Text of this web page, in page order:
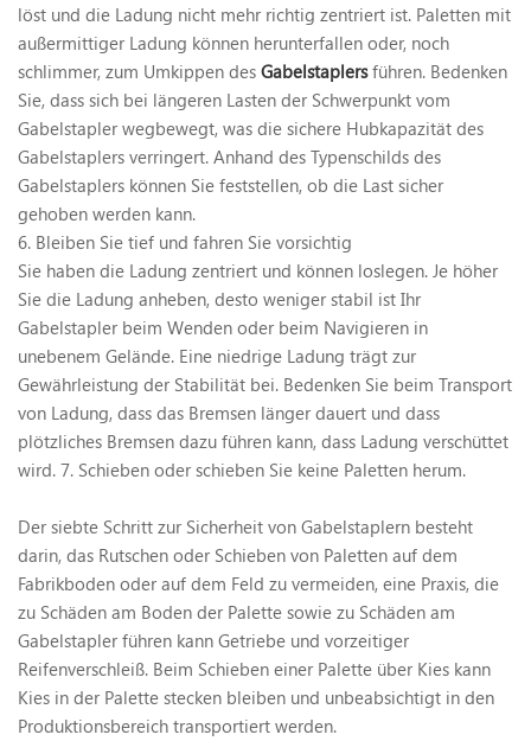
löst und die Ladung nicht mehr richtig zentriert ist. Paletten mit
außermittiger Ladung können herunterfallen oder, noch
schlimmer, zum Umkippen des Gabelstaplersführen. Bedenken
Sie, dass sich bei längeren Lasten der Schwerpunkt vom
Gabelstapler wegbewegt, was die sichere Hubkapazität des
Gabelstaplers verringert. Anhand des Typenschilds des
Gabelstaplers können Sie feststellen, ob die Last sicher
gehoben werden kann.
6. Bleiben Sie tief und fahren Sie vorsichtig
Sie haben die Ladung zentriert und können loslegen. Je höher
Sie die Ladung anheben, desto weniger stabil ist Ihr
Gabelstapler beim Wenden oder beim Navigieren in
unebenem Gelände. Eine niedrige Ladung trägt zur
Gewährleistung der Stabilität bei. Bedenken Sie beim Transport
von Ladung, dass das Bremsen länger dauert und dass
plötzliches Bremsen dazu führen kann, dass Ladung verschüttet
wird. 7. Schieben oder schieben Sie keine Paletten herum.
Der siebte Schritt zur Sicherheit von Gabelstaplern besteht
darin, das Rutschen oder Schieben von Paletten auf dem
Fabrikboden oder auf dem Feld zu vermeiden, eine Praxis, die
zu Schäden am Boden der Palette sowie zu Schäden am
Gabelstapler führen kann Getriebe und vorzeitiger
Reifenverschleiß. Beim Schieben einer Palette über Kies kann
Kies in der Palette stecken bleiben und unbeabsichtigt in den
Produktionsbereich transportiert werden.